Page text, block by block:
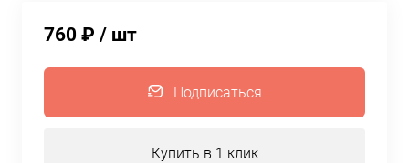
760 ₽ / шт
Подписаться
Купить в 1 клик